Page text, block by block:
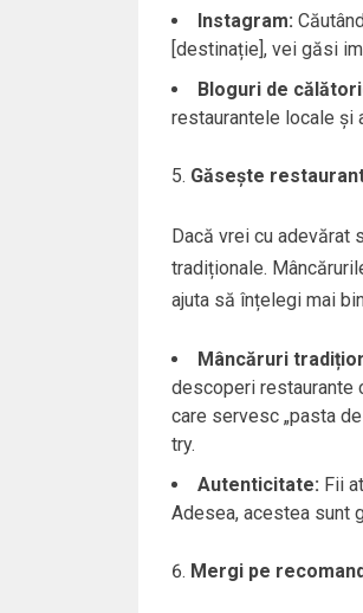
Instagram:
[destinație], vei găsi
Bloguri de
restaurantele locale și
Găsește
Dacă vrei cu adevărat
tradiționale.
ajuta să înțelegi mai
Mâncăruri
descoperi restaurante
care servesc „pasta
try.
Autenticitate: Fii
Adesea, acestea sunt
Mergi pe